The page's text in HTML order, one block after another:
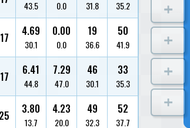
三馬 崇史
5243/広島/25
三苫 晃幸
4463/福岡/39